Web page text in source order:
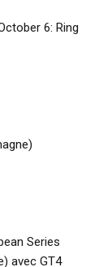
6: Ring
Series
avec GT4